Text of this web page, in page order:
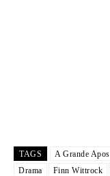
TAGS A Grande
Drama
Finn Wittrock